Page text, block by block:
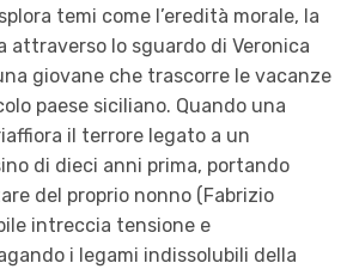
temi come l’eredità morale, la
attraverso lo sguardo di Veronica
giovane che trascorre le vacanze
paese siciliano. Quando una
il terrore legato a un
di dieci anni prima, portando
del proprio nonno (Fabrizio
intreccia tensione e
i legami indissolubili della